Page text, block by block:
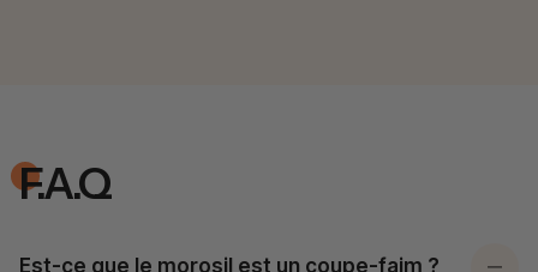
F.A.Q
Est-ce que le morosil est un coupe-faim ?